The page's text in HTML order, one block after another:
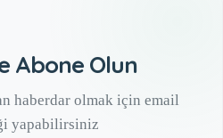
Abone Olun
haberdar olmak için email
yapabilirsiniz